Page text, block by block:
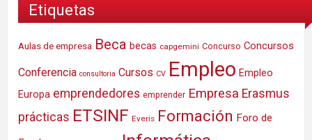
Etiquetas
Aulas de empresa Beca becas capgemini Concurso Concursos
Conferencia consultoria Cursos CV Empleo Empleo
Europa emprendedores emprender Empresa Erasmus
prácticas ETSINF Everis Formación Foro de